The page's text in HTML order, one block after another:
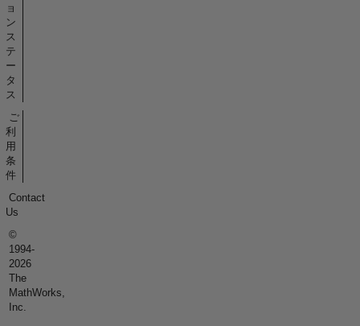
ョ
ン
ス
テ
ー
タ
ス
ご
利
用
条
件
Contact
Us
©
1994-
2026
The
MathWorks,
Inc.